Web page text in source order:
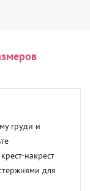
груди и
накрест
для